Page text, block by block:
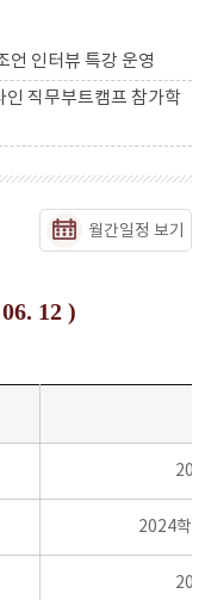
언 인터뷰 특강 운영
직무부트캠프 참가학
월간일정 보기
12 )
2024학